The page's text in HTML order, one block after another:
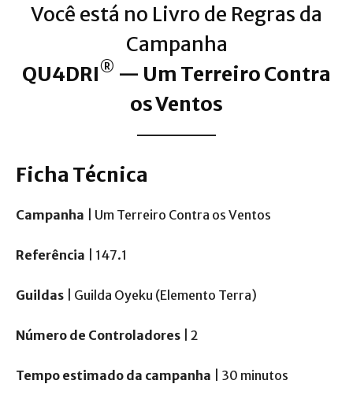
Você está no Livro de Regras da
Campanha
QU4DRI® — Um Terreiro Contra
os Ventos
Ficha Técnica
Campanha | Um Terreiro Contra os Ventos
Referência | 147.1
Guildas | Guilda Oyeku (Elemento Terra)
Número de Controladores | 2
Tempo estimado da campanha | 30 minutos